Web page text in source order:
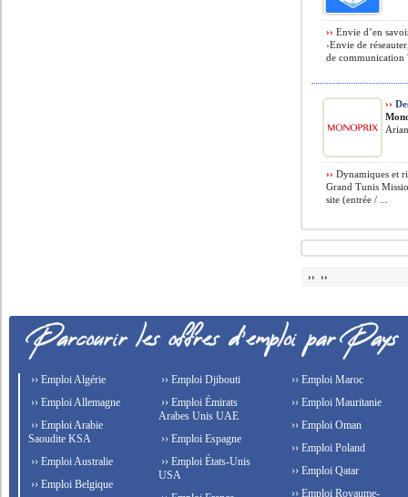
›› Envie d’en
›Envie de
de communication
››
›› Dynamiques et
Grand Tunis
site (entrée / ...
›› ››
›› Emploi Algérie
›› Emploi Allemagne
›› Emploi Arabie
Saoudite KSA
›› Emploi Australie
›› Emploi Belgique
›› Emploi Djibouti
›› Emploi Émirats
Arabes Unis UAE
›› Emploi Espagne
›› Emploi États-Unis
USA
›› Emploi Maroc
›› Emploi Mauritanie
›› Emploi Oman
›› Emploi Poland
›› Emploi Qatar
›› Emploi Royaume-